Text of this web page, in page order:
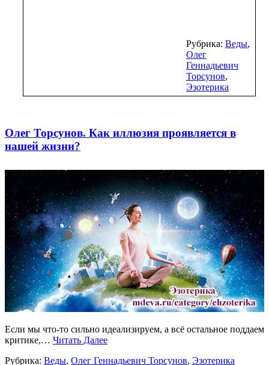
Рубрика: Веды,
Олег
Геннадьевич
Торсунов,
Эзотерика
Олег Торсунов. Как иллюзия проявляется в
нашей жизни?
Если мы что-то сильно идеализируем, а всё остальное поддаем
критике,… Читать Далее
Рубрика: Веды, Олег Геннадьевич Торсунов, Эзотерика